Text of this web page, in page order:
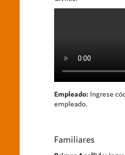
Empleado: Ingrese
empleado.
Familiares